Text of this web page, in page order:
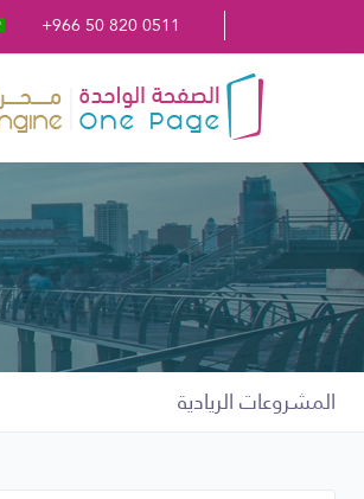
+966 50 820 0511
المشروعات الريادية